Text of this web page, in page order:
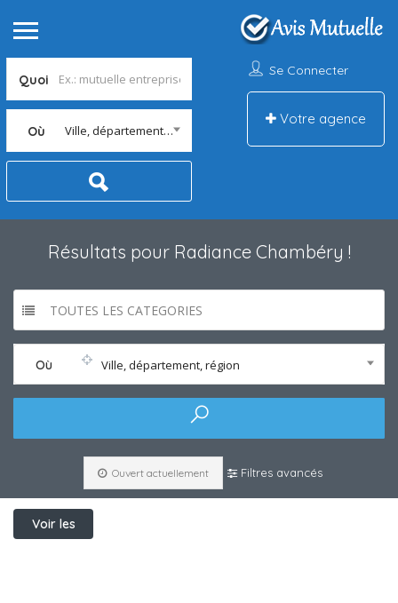
Quoi
Où Ville, département, région
Se Connecter
Votre agence
Résultats pour Radiance Chambéry !
TOUTES LES CATEGORIES
Où Ville, département, région
Ouvert actuellement Filtres avancés
Voir les